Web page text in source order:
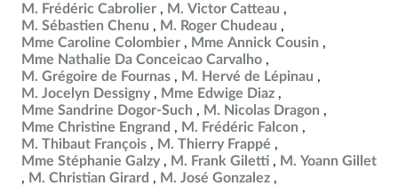
M. Frédéric Cabrolier
M. Victor Catteau
M. Sébastien Chenu
M. Roger Chudeau
Mme Caroline Colombier
Mme Annick Cousin
Mme Nathalie Da Conceicao Carvalho
M. Grégoire de Fournas
M. Hervé de Lépinau
M. Jocelyn Dessigny
Mme Edwige Diaz
Mme Sandrine Dogor-Such
M. Nicolas Dragon
Mme Christine Engrand
M. Frédéric Falcon
M. Thibaut François
M. Thierry Frappé
Mme Stéphanie Galzy
M. Frank Giletti
M. Yoann Gillet
M. Christian Girard
M. José Gonzalez